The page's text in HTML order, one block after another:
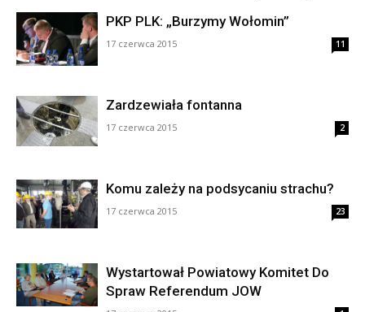
PKP PLK: „Burzymy Wołomin”
17 czerwca 2015 11
Zardzewiała fontanna
17 czerwca 2015 2
Komu zależy na podsycaniu strachu?
17 czerwca 2015 23
Wystartował Powiatowy Komitet Do
Spraw Referendum JOW